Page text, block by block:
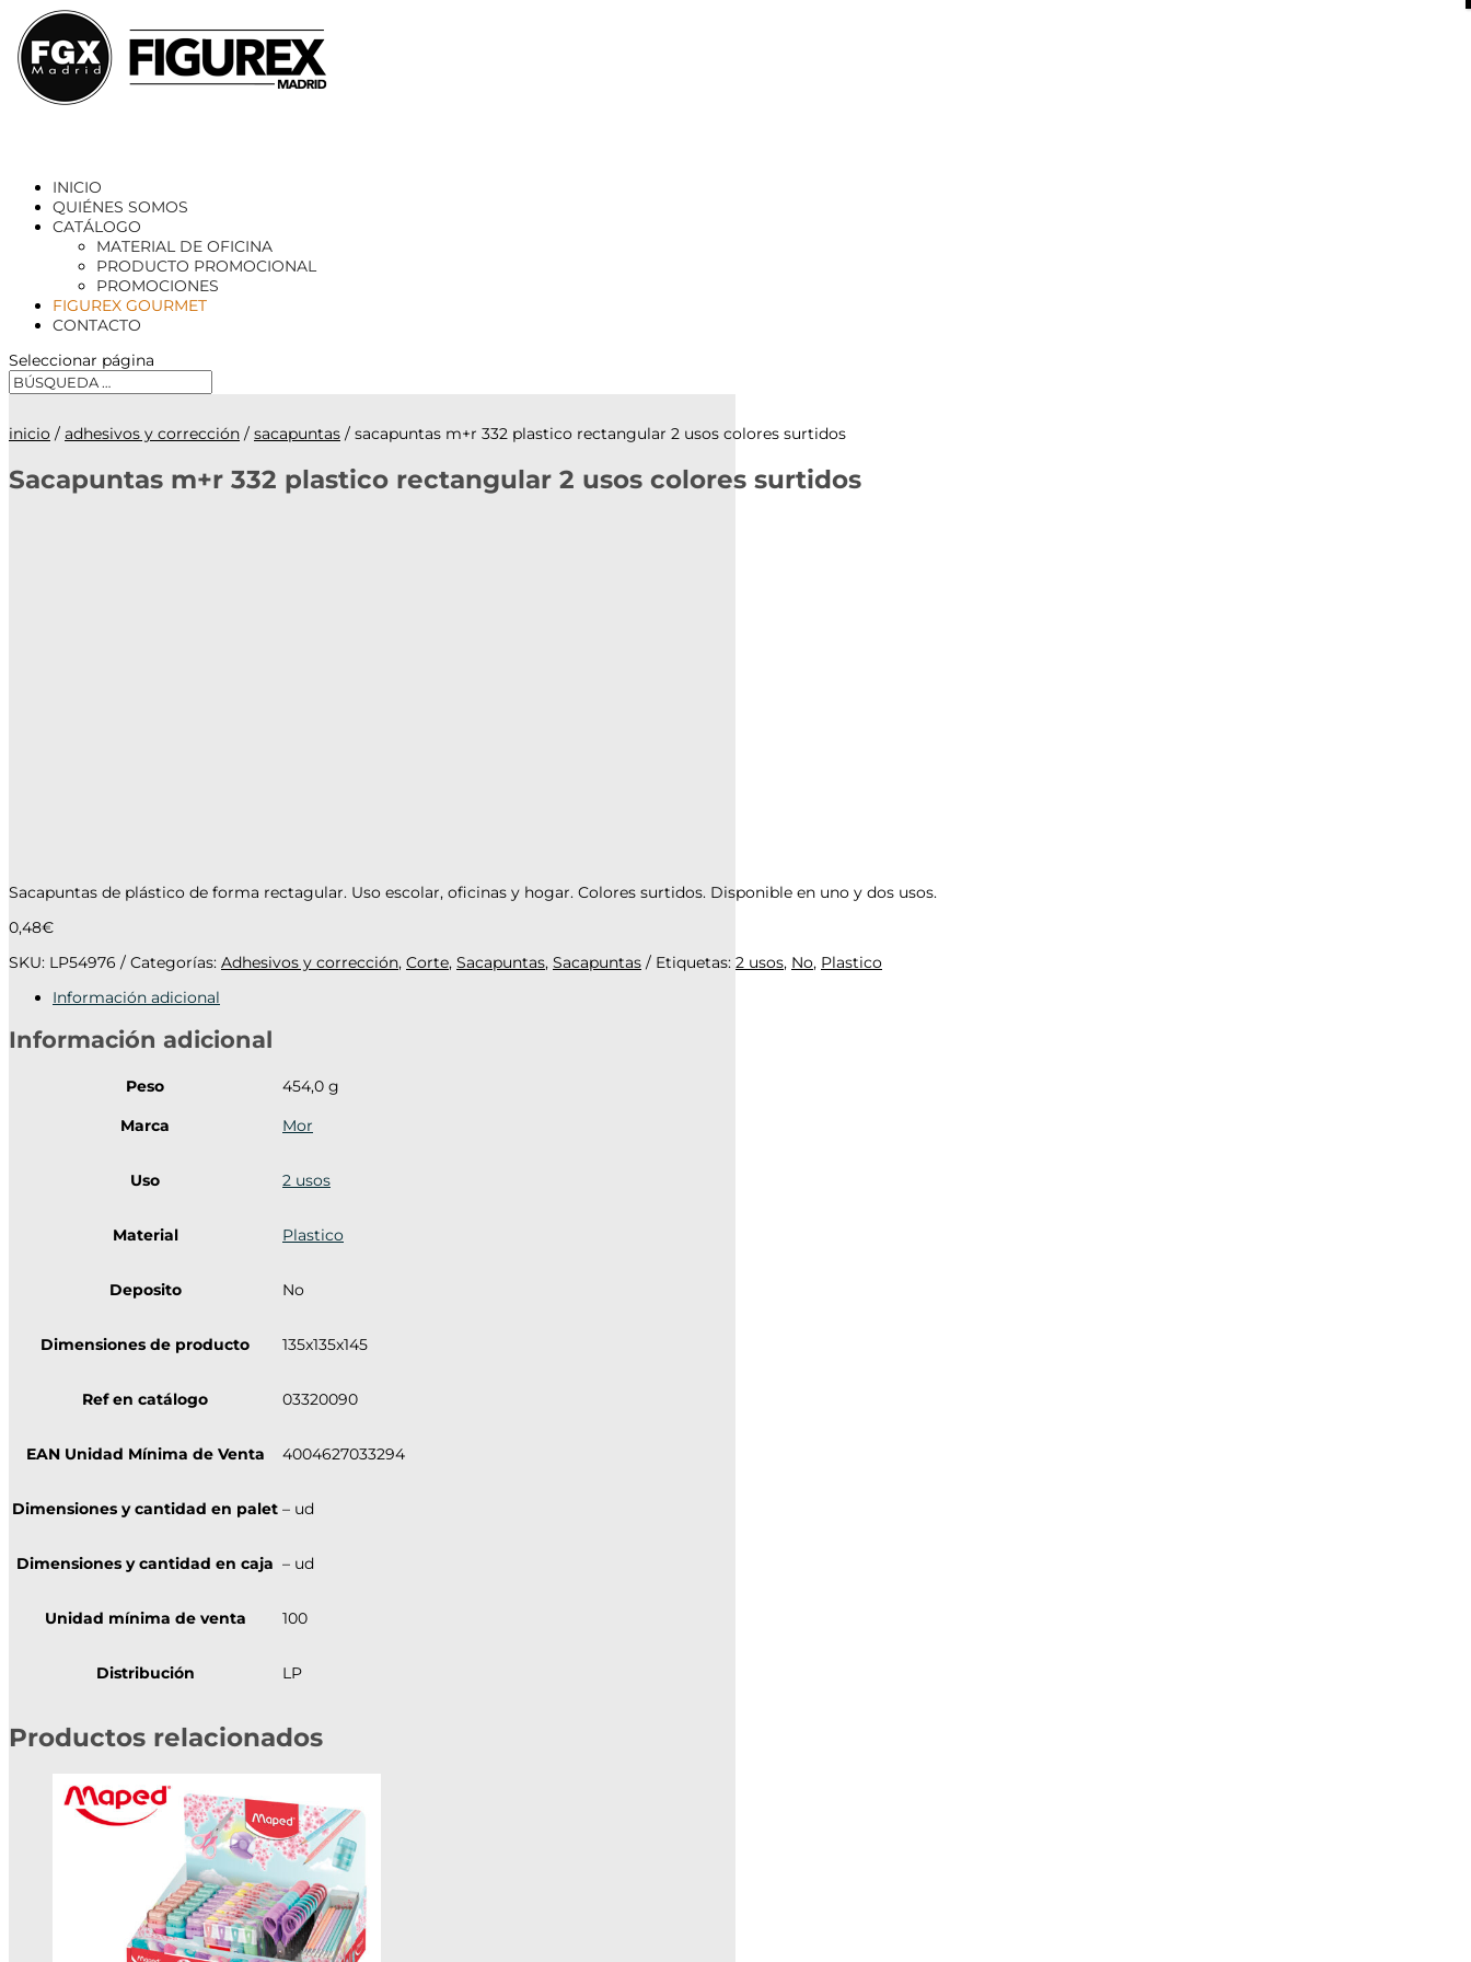
INICIO
QUIÉNES SOMOS
CATÁLOGO
MATERIAL DE OFICINA
PRODUCTO PROMOCIONAL
PROMOCIONES
FIGUREX GOURMET
CONTACTO
Seleccionar página
inicio / adhesivos y corrección / sacapuntas / sacapuntas m+r 332 plastico rectangular 2 usos colores surtidos
Sacapuntas m+r 332 plastico rectangular 2 usos colores surtidos
Sacapuntas de plástico de forma rectagular. Uso escolar, oficinas y hogar. Colores surtidos. Disponible en uno y dos usos.
0,48€
SKU: LP54976 Categorías: Adhesivos y corrección, Corte, Sacapuntas, Sacapuntas Etiquetas: 2 usos, No, Plastico
Información adicional
Información adicional
Peso
454,0 g
Marca
Mor
Uso 2 usos
Material Plastico
Deposito No
Dimensiones de producto 135x135x145
Ref en catálogo 03320090
EAN Unidad Mínima de Venta 4004627033294
Dimensiones y cantidad en palet – ud
Dimensiones y cantidad en caja – ud
Unidad mínima de venta 100
Distribución LP
Productos relacionados